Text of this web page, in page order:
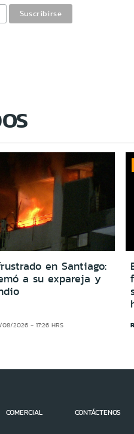
en Santiago:
a su expareja y
2026 - 17:26 HRS
COMERCIAL CONTÁCTENOS